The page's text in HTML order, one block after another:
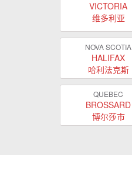
VICTORIA
维多利亚
NOVA SCOTIA
HALIFAX
哈利法克斯
QUEBEC
BROSSARD
博尔莎市